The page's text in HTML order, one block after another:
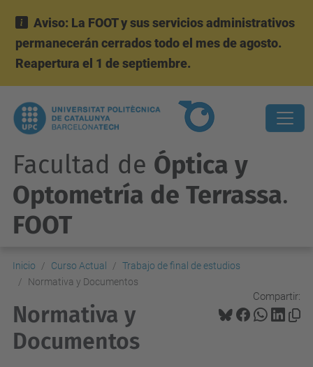
Aviso: La FOOT y sus servicios administrativos
permanecerán cerrados todo el mes de agosto.
Reapertura el 1 de septiembre.
Facultad de Óptica y
Optometría de Terrassa.
FOOT
Inicio Curso Actual
Trabajo de final de estudios
Normativa y Documentos
Compartir:
Normativa y
Documentos